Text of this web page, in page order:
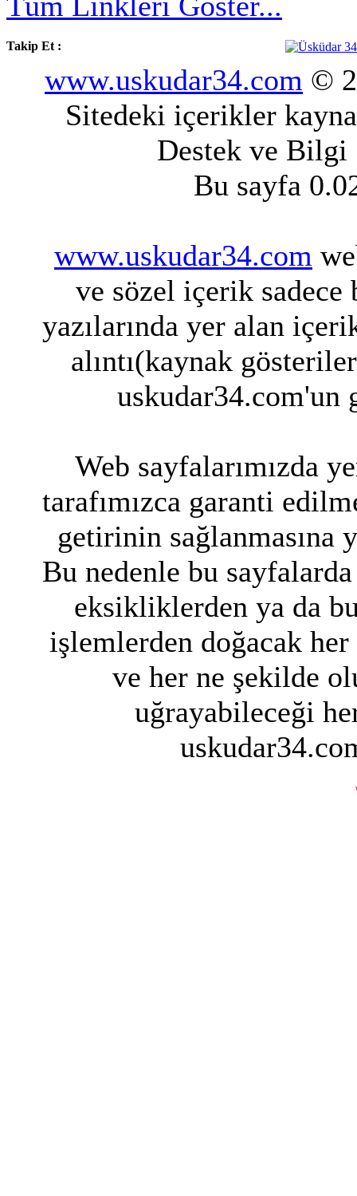
Takip Et :
www.uskudar34.com ©
Sitedeki içerikler
Destek ve
Bu sayfa
www.uskudar34.com
ve sözel içerik sadece
yazılarında yer alan
alıntı(kaynak
uskudar34.com'un
Web sayfalarımızda
tarafımızca garanti
getirinin
Bu nedenle bu
eksikliklerden ya da
işlemlerden doğacak
ve her ne şekilde
uğrayabileceği